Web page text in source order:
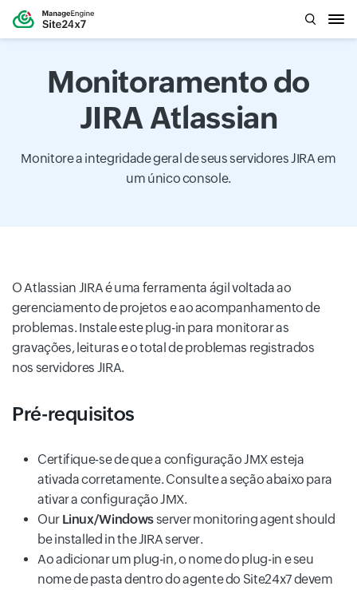
Monitoramento do
JIRA Atlassian
Monitore a integridade geral de seus servidores JIRA em
um único console.
O Atlassian JIRA é uma ferramenta ágil voltada ao
gerenciamento de projetos e ao acompanhamento de
problemas. Instale este plug-in para monitorar as
gravações, leituras e o total de problemas registrados
nos servidores JIRA.
Pré-requisitos
Certifique-se de que a configuração JMX esteja
ativada corretamente. Consulte a seção abaixo para
ativar a configuração JMX.
Our Linux/Windowsserver monitoring agent should
be installed in the JIRA server.
Ao adicionar um plug-in, o nome do plug-in e seu
nome de pasta dentro do agente do Site24x7 devem